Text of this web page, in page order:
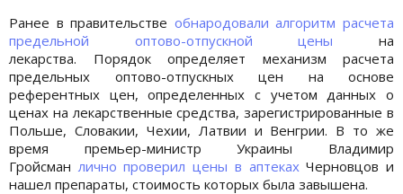
Ранее в правительстве обнародовали алгоритм расчета
предельной оптово-отпускной цены на
лекарства. Порядок определяет механизм расчета
предельных оптово-отпускных цен на основе
референтных цен, определенных с учетом данных о
ценах на лекарственные средства, зарегистрированные в
Польше, Словакии, Чехии, Латвии и Венгрии. В то же
время премьер-министр Украины Владимир
Гройсман лично проверил цены в аптекахЧерновцов и
нашел препараты, стоимость которых была завышена.